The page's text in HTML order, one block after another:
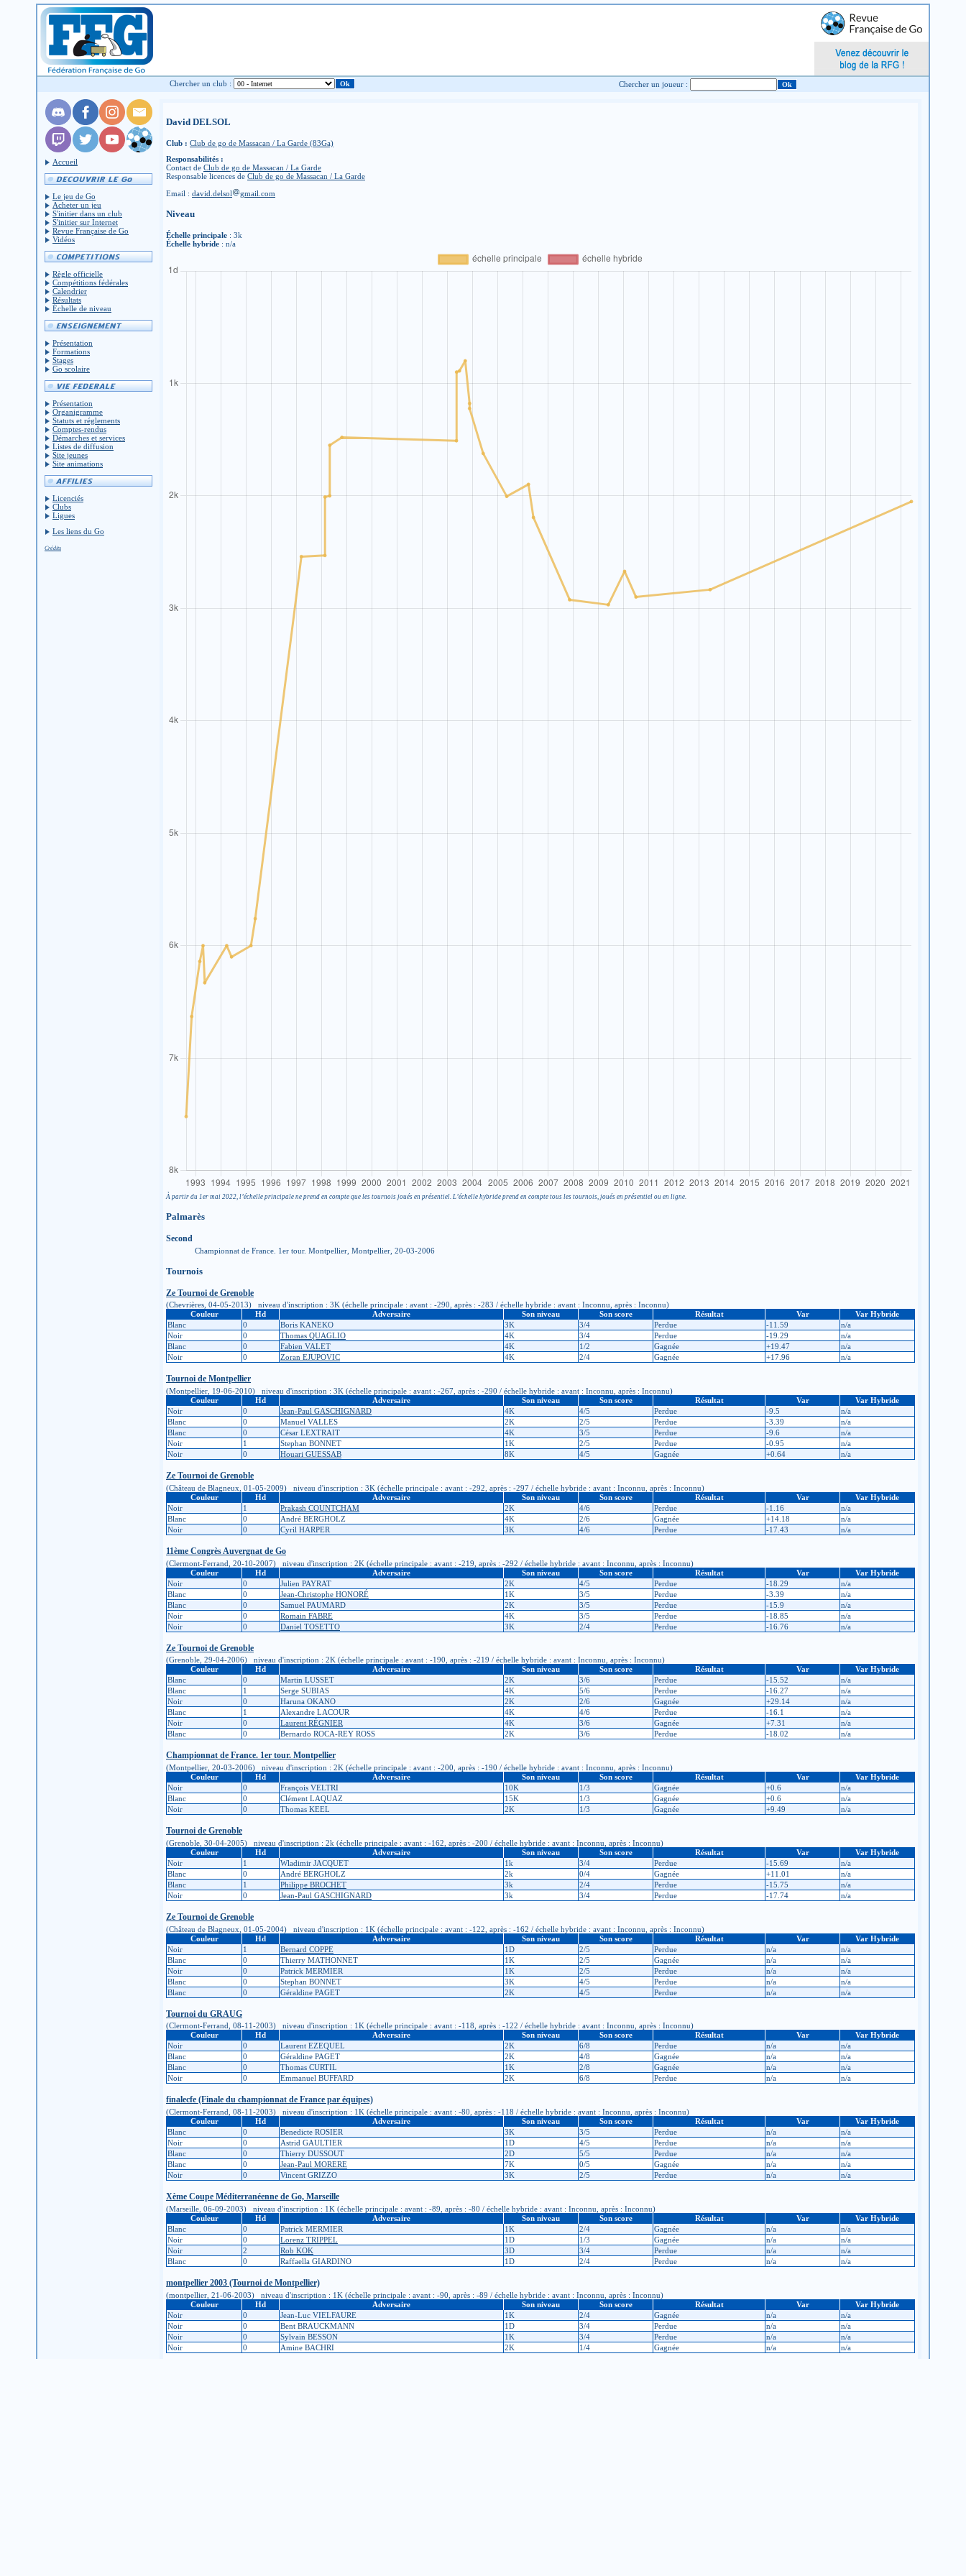
Chercher un club : Chercher un joueur :
Accueil
Le jeu de Go
Acheter un jeu
S'initier dans un club
S'initier sur Internet
Revue Française de Go
Vidéos
Règle officielle
Compétitions fédérales
Calendrier
Résultats
Échelle de niveau
Présentation
Formations
Stages
Go scolaire
Présentation
Organigramme
Statuts et réglements
Comptes-rendus
Démarches et services
Listes de diffusion
Site jeunes
Site animations
Licenciés
Clubs
Ligues
Les liens du Go
Crédits
David DELSOL
Club : Club de go de Massacan / La Garde (83Ga)
Responsabilités :
Contact de Club de go de Massacan / La Garde
Responsable licences de Club de go de Massacan / La Garde
Email : david.delsol gmail.com
Niveau
Échelle principale : 3k
Échelle hybride : n/a
À partir du 1er mai 2022, l’échelle principale ne prend en compte que les tournois joués en présentiel. L’échelle hybride prend en compte tous les tournois, joués en présentiel ou en ligne.
Palmarès
Second
Championnat de France. 1er tour. Montpellier, Montpellier, 20-03-2006
Tournois
Ze Tournoi de Grenoble
(Chevrières, 04-05-2013) niveau d'inscription : 3K (échelle principale : avant : -290, après : -283 / échelle hybride : avant : Inconnu, après : Inconnu)
Couleur
Hd Adversaire Son niveau Son score Résultat Var
Var Hybride
Blanc
0 Boris KANEKO 3K 3/4 Perdue -11.59
n/a
Noir
0 Thomas QUAGLIO 4K 3/4 Perdue -19.29
n/a
Blanc
0 Fabien VALET 4K 1/2 Gagnée +19.47
n/a
Noir
0 Zoran EJUPOVIC 4K 2/4 Gagnée +17.96 n/a
Tournoi de Montpellier
(Montpellier, 19-06-2010) niveau d'inscription : 3K (échelle principale : avant : -267, après : -290 / échelle hybride : avant : Inconnu, après : Inconnu)
Couleur
Hd Adversaire Son niveau Son score Résultat Var
Var Hybride
Noir
0 Jean-Paul GASCHIGNARD 4K 4/5 Perdue -9.5
n/a
Blanc
0 Manuel VALLES 2K 2/5 Perdue -3.39
n/a
Blanc
0 César LEXTRAIT 4K 3/5 Perdue -9.6
n/a
Noir
1 Stephan BONNET 1K 2/5 Perdue -0.95
n/a
Noir
0 Houari GUESSAB 8K 4/5 Gagnée +0.64 n/a
Ze Tournoi de Grenoble
(Château de Blagneux, 01-05-2009) niveau d'inscription : 3K (échelle principale : avant : -292, après : -297 / échelle hybride : avant : Inconnu, après : Inconnu)
Couleur
Hd Adversaire Son niveau Son score Résultat Var
Var Hybride
Noir
1 Prakash COUNTCHAM 2K 4/6 Perdue -1.16
n/a
Blanc
0 André BERGHOLZ 4K 2/6 Gagnée +14.18
n/a
Noir
0 Cyril HARPER 3K 4/6 Perdue -17.43 n/a
11ème Congrès Auvergnat de Go
(Clermont-Ferrand, 20-10-2007) niveau d'inscription : 2K (échelle principale : avant : -219, après : -292 / échelle hybride : avant : Inconnu, après : Inconnu)
Couleur
Hd Adversaire Son niveau Son score Résultat Var
Var Hybride
Noir
0 Julien PAYRAT 2K 4/5 Perdue -18.29
n/a
Blanc
0 Jean-Christophe HONORÉ 1K 3/5 Perdue -3.39
n/a
Blanc
0 Samuel PAUMARD 2K 3/5 Perdue -15.9
n/a
Noir
0 Romain FABRE 4K 3/5 Perdue -18.85
n/a
Noir
0 Daniel TOSETTO 3K 2/4 Perdue -16.76 n/a
Ze Tournoi de Grenoble
(Grenoble, 29-04-2006) niveau d'inscription : 2K (échelle principale : avant : -190, après : -219 / échelle hybride : avant : Inconnu, après : Inconnu)
Couleur
Hd Adversaire Son niveau Son score Résultat Var
Var Hybride
Blanc
0 Martin LUSSET 2K 3/6 Perdue -15.52
n/a
Blanc
1 Serge SUBIAS 4K 5/6 Perdue -16.27
n/a
Noir
0 Haruna OKANO 2K 2/6 Gagnée +29.14
n/a
Blanc
1 Alexandre LACOUR 4K 4/6 Perdue -16.1
n/a
Noir
0 Laurent RÉGNIER 4K 3/6 Gagnée +7.31
n/a
Blanc
0 Bernardo ROCA-REY ROSS 2K 3/6 Perdue -18.02 n/a
Championnat de France. 1er tour. Montpellier
(Montpellier, 20-03-2006) niveau d'inscription : 2K (échelle principale : avant : -200, après : -190 / échelle hybride : avant : Inconnu, après : Inconnu)
Couleur
Hd Adversaire Son niveau Son score Résultat Var
Var Hybride
Noir
0 François VELTRI 10K 1/3 Gagnée +0.6
n/a
Blanc
0 Clément LAQUAZ 15K 1/3 Gagnée +0.6
n/a
Noir
0 Thomas KEEL 2K 1/3 Gagnée +9.49 n/a
Tournoi de Grenoble
(Grenoble, 30-04-2005) niveau d'inscription : 2k (échelle principale : avant : -162, après : -200 / échelle hybride : avant : Inconnu, après : Inconnu)
Couleur
Hd Adversaire Son niveau Son score Résultat Var
Var Hybride
Noir
1 Wladimir JACQUET 1k 3/4 Perdue -15.69
n/a
Blanc
0 André BERGHOLZ 2k 0/4 Gagnée +11.01
n/a
Blanc
1 Philippe BROCHET 3k 2/4 Perdue -15.75
n/a
Noir
0 Jean-Paul GASCHIGNARD 3k 3/4 Perdue -17.74 n/a
Ze Tournoi de Grenoble
(Château de Blagneux, 01-05-2004) niveau d'inscription : 1K (échelle principale : avant : -122, après : -162 / échelle hybride : avant : Inconnu, après : Inconnu)
Couleur
Hd Adversaire Son niveau Son score Résultat Var
Var Hybride
Noir
1 Bernard COPPE 1D 2/5 Perdue n/a
n/a
Blanc
0 Thierry MATHONNET 1K 2/5 Gagnée n/a
n/a
Noir
0 Patrick MERMIER 1K 2/5 Perdue n/a
n/a
Blanc
0 Stephan BONNET 3K 4/5 Perdue n/a
n/a
Blanc
0 Géraldine PAGET 2K 4/5 Perdue n/a n/a
Tournoi du GRAUG
(Clermont-Ferrand, 08-11-2003) niveau d'inscription : 1K (échelle principale : avant : -118, après : -122 / échelle hybride : avant : Inconnu, après : Inconnu)
Couleur
Hd Adversaire Son niveau Son score Résultat Var
Var Hybride
Noir
0 Laurent EZEQUEL 2K 6/8 Perdue n/a
n/a
Blanc
0 Géraldine PAGET 2K 4/8 Gagnée n/a
n/a
Blanc
0 Thomas CURTIL 1K 2/8 Gagnée n/a
n/a
Noir
0 Emmanuel BUFFARD 2K 6/8 Perdue n/a n/a
finalecfe (Finale du championnat de France par équipes)
(Clermont-Ferrand, 08-11-2003) niveau d'inscription : 1K (échelle principale : avant : -80, après : -118 / échelle hybride : avant : Inconnu, après : Inconnu)
Couleur
Hd Adversaire Son niveau Son score Résultat Var
Var Hybride
Blanc
0 Benedicte ROSIER 3K 3/5 Perdue n/a
n/a
Noir
0 Astrid GAULTIER 1D 4/5 Perdue n/a
n/a
Blanc
0 Thierry DUSSOUT 2D 5/5 Perdue n/a
n/a
Blanc
0 Jean-Paul MORERE 7K 0/5 Gagnée n/a
n/a
Noir
0 Vincent GRIZZO 3K 2/5 Perdue n/a n/a
Xème Coupe Méditerranéenne de Go, Marseille
(Marseille, 06-09-2003) niveau d'inscription : 1K (échelle principale : avant : -89, après : -80 / échelle hybride : avant : Inconnu, après : Inconnu)
Couleur
Hd Adversaire Son niveau Son score Résultat Var
Var Hybride
Blanc
0 Patrick MERMIER 1K 2/4 Gagnée n/a
n/a
Noir
0 Lorenz TRIPPEL 1D 1/3 Gagnée n/a
n/a
Noir
2 Rob KOK 3D 3/4 Perdue n/a
n/a
Blanc
0 Raffaella GIARDINO 1D 2/4 Perdue n/a n/a
montpellier 2003 (Tournoi de Montpellier)
(montpellier, 21-06-2003) niveau d'inscription : 1K (échelle principale : avant : -90, après : -89 / échelle hybride : avant : Inconnu, après : Inconnu)
Couleur
Hd Adversaire Son niveau Son score Résultat Var
Var Hybride
Noir
0 Jean-Luc VIELFAURE 1K 2/4 Gagnée n/a
n/a
Noir
0 Bent BRAUCKMANN 1D 3/4 Perdue n/a
n/a
Noir
0 Sylvain BESSON 1K 3/4 Perdue n/a
n/a
Noir
0 Amine BACHRI 2K 1/4 Gagnée n/a n/a